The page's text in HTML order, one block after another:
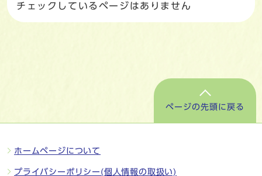
チェックしているページはありません
ページの先頭に戻る
ホームページについて
プライバシーポリシー(個人情報の取扱い)